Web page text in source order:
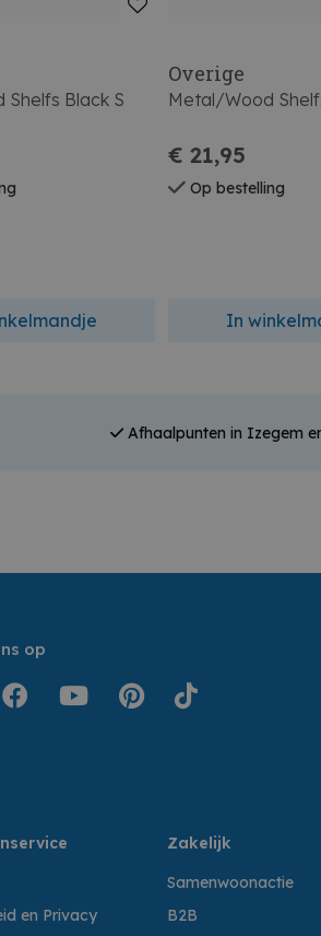
Black S
Overige
Metal/Wood
€ 21,95
Op bestelling
In
Afhaalpunten in Izegem
op
en Privacy
Zakelijk
Samenwoonactie
B2B